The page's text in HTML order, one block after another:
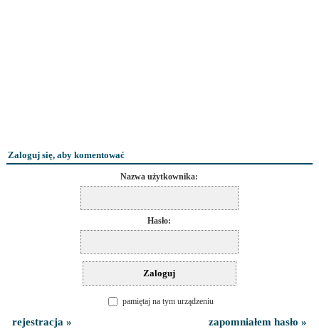
Zaloguj się, aby komentować
Nazwa użytkownika:
Hasło:
pamiętaj na tym urządzeniu
rejestracja » zapomniałem hasło »